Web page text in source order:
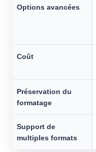
Options avancées
Coût
Préservation du
formatage
Support de
multiples formats